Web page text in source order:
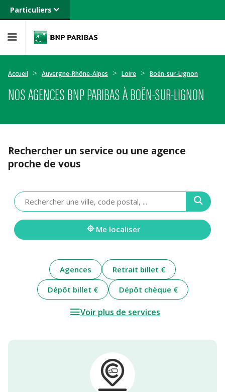
Particuliers
Banque privée
Entreprises
Accueil Auvergne-Rhône-Alpes Loire Boën-sur-Lignon
NOS AGENCES BNP PARIBAS À BOËN-SUR-LIGNON
Rechercher un service ou une agence
proche de vous
Veuillez
renseigner
une
adresse
Me localiser
Agences
Retrait billet €
Dépôt billet €
Dépôt chèque €
Voir plus de services